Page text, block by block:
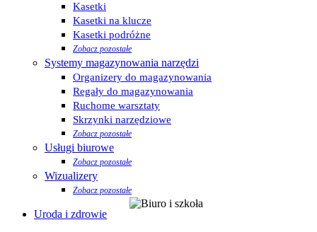
Kasetki
Kasetki na klucze
Kasetki podróżne
Zobacz pozostałe
Systemy magazynowania narzędzi
Organizery do magazynowania
Regały do magazynowania
Ruchome warsztaty
Skrzynki narzędziowe
Zobacz pozostałe
Usługi biurowe
Zobacz pozostałe
Wizualizery
Zobacz pozostałe
Uroda i zdrowie